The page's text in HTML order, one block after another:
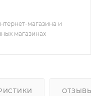
магазина и
магазинах
ОТЗЫВЫ